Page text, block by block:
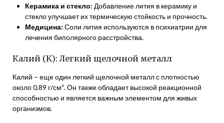
Керамика и стекло: Добавление лития в керамику и
стекло улучшает их термическую стойкость и прочность.
Медицина: Соли лития используются в психиатрии для
лечения биполярного расстройства.
Калий (K): Легкий щелочной металл
Калий – еще один легкий щелочной металл с плотностью
около 0.89 г/см³. Он также обладает высокой реакционной
способностью и является важным элементом для живых
организмов.